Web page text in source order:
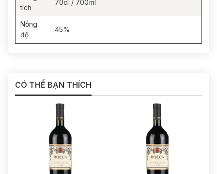
tích
70cl / 700ml
Nồng
độ
45%
CÓ THỂ BẠN THÍCH